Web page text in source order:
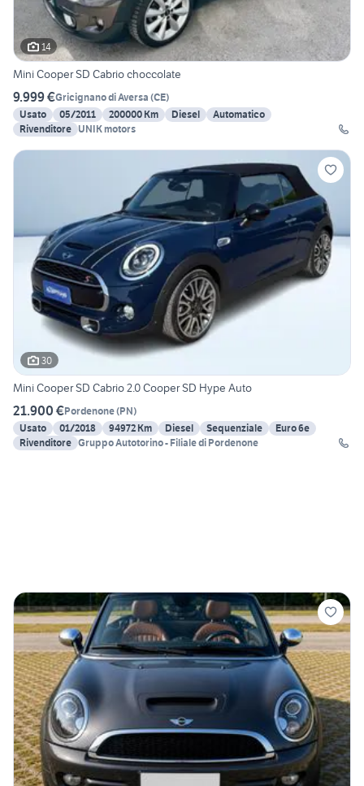
14
Mini Cooper SD Cabrio choccolate
9.999 €Gricignano di Aversa (CE)
Usato
05/2011 200000 Km Diesel
Automatico
Rivenditore UNIK motors
30
Mini Cooper SD Cabrio 2.0 Cooper SD Hype Auto
21.900 €Pordenone(PN)
Usato
01/2018 94972 Km Diesel Sequenziale
Euro 6e
Rivenditore Gruppo Autotorino - Filiale di Pordenone